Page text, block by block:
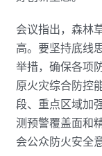
会议指出，森林
高。要坚持底线
举措，确保各项
原火灾综合防控
段、重点区域加
测预警覆盖面和
会公众防火安全